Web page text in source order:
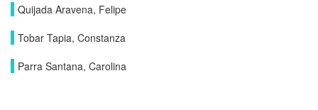
Quijada Aravena, Felipe
Tobar Tapia, Constanza
Parra Santana, Carolina